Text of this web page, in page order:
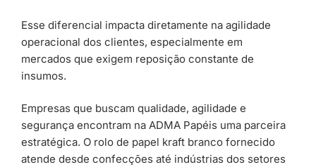
Esse diferencial impacta diretamente na agilidade
operacional dos clientes, especialmente em
mercados que exigem reposição constante de
insumos.
Empresas que buscam qualidade, agilidade e
segurança encontram na ADMA Papéis uma parceira
estratégica. O rolo de papel kraft branco fornecido
atende desde confecções até indústrias dos setores